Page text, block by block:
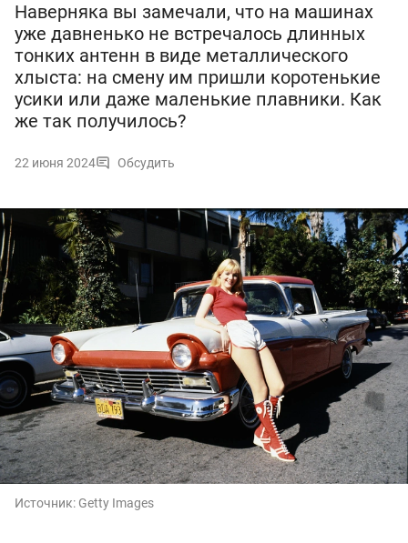
Наверняка вы замечали, что на машинах
уже давненько не встречалось длинных
тонких антенн в виде металлического
хлыста: на смену им пришли коротенькие
усики или даже маленькие плавники. Как
же так получилось?
22 июня 2024 Обсудить
Источник: Getty Images